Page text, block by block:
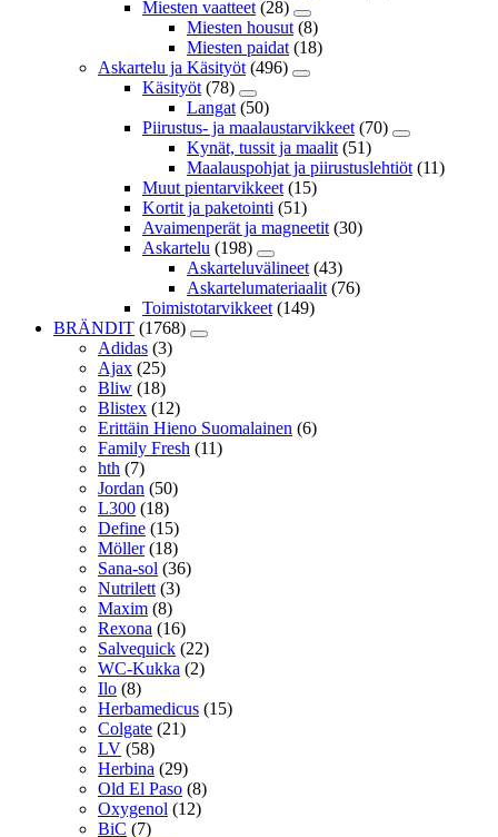
Miesten vaatteet (28)
Miesten housut (8)
Miesten paidat (18)
Askartelu ja Käsityöt (496)
Käsityöt (78)
Langat (50)
Piirustus- ja maalaustarvikkeet (70)
Kynät, tussit ja maalit (51)
Maalauspohjat ja piirustuslehtiöt (11)
Muut pientarvikkeet (15)
Kortit ja paketointi (51)
Avaimenperät ja magneetit (30)
Askartelu (198)
Askarteluvälineet (43)
Askartelumateriaalit (76)
Toimistotarvikkeet (149)
BRÄNDIT (1768)
Adidas (3)
Ajax (25)
Bliw (18)
Blistex (12)
Erittäin Hieno Suomalainen (6)
Family Fresh (11)
hth (7)
Jordan (50)
L300 (18)
Define (15)
Möller (18)
Sana-sol (36)
Nutrilett (3)
Maxim (8)
Rexona (16)
Salvequick (22)
WC-Kukka (2)
Ilo (8)
Herbamedicus (15)
Colgate (21)
LV (58)
Herbina (29)
Old El Paso (8)
Oxygenol (12)
BiC (7)